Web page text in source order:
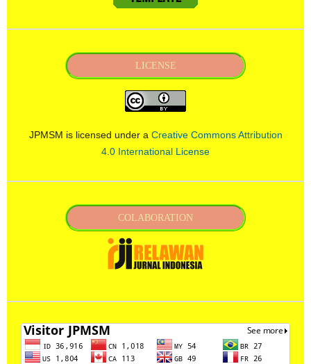
LICENSE
JPMSM is licensed under a Creative Commons Attribution
4.0 International License
COLABORATION